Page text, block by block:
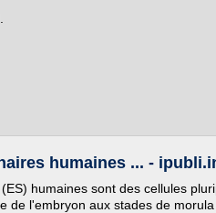
humaines ... -
humaines sont des cellules
de l'embryon aux stades de